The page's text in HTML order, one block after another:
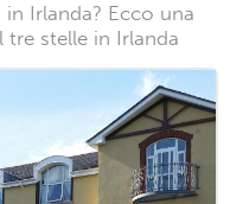
Irlanda? Ecco una
stelle in Irlanda